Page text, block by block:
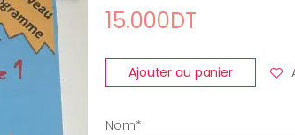
15.000DT
Ajouter au panier
Nom*